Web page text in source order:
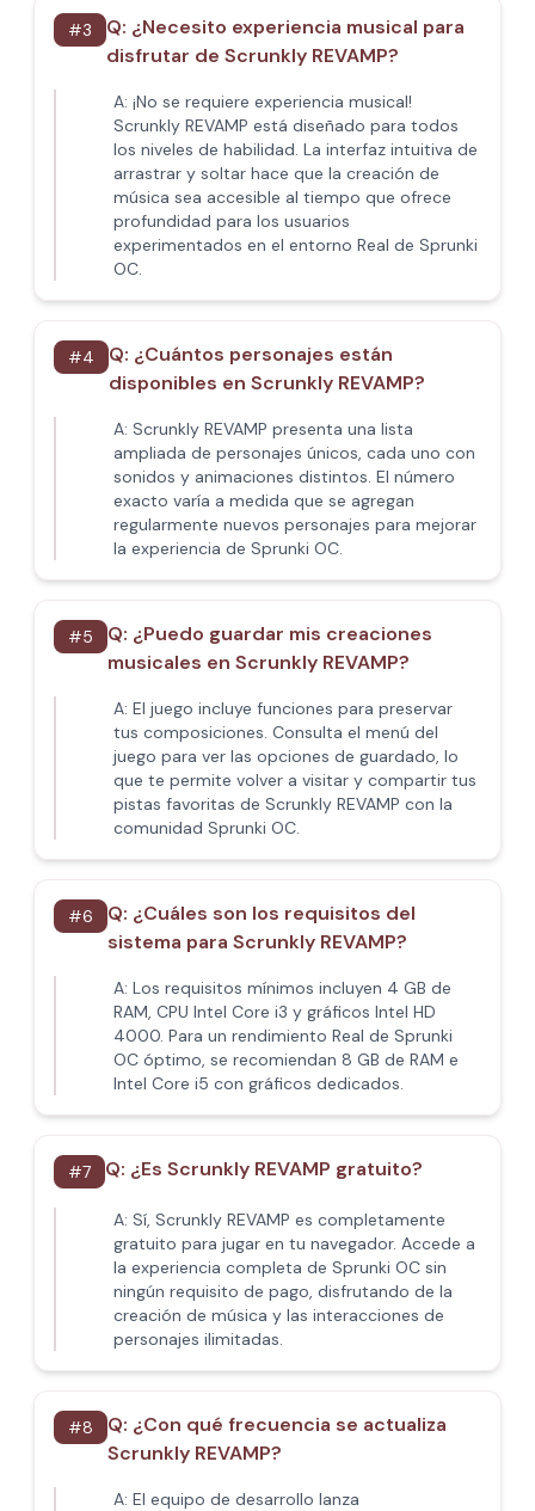
#3 Q: ¿Necesito experiencia musical para
disfrutar de Scrunkly REVAMP?
A: ¡No se requiere experiencia musical!
Scrunkly REVAMP está diseñado para todos
los niveles de habilidad. La interfaz intuitiva de
arrastrar y soltar hace que la creación de
música sea accesible al tiempo que ofrece
profundidad para los usuarios
experimentados en el entorno Real de Sprunki
OC.
#4 Q: ¿Cuántos personajes están
disponibles en Scrunkly REVAMP?
A: Scrunkly REVAMP presenta una lista
ampliada de personajes únicos, cada uno con
sonidos y animaciones distintos. El número
exacto varía a medida que se agregan
regularmente nuevos personajes para mejorar
la experiencia de Sprunki OC.
#5 Q: ¿Puedo guardar mis creaciones
musicales en Scrunkly REVAMP?
A: El juego incluye funciones para preservar
tus composiciones. Consulta el menú del
juego para ver las opciones de guardado, lo
que te permite volver a visitar y compartir tus
pistas favoritas de Scrunkly REVAMP con la
comunidad Sprunki OC.
#6 Q: ¿Cuáles son los requisitos del
sistema para Scrunkly REVAMP?
A: Los requisitos mínimos incluyen 4 GB de
RAM, CPU Intel Core i3 y gráficos Intel HD
4000. Para un rendimiento Real de Sprunki
OC óptimo, se recomiendan 8 GB de RAM e
Intel Core i5 con gráficos dedicados.
#7 Q: ¿Es Scrunkly REVAMP gratuito?
A: Sí, Scrunkly REVAMP es completamente
gratuito para jugar en tu navegador. Accede a
la experiencia completa de Sprunki OC sin
ningún requisito de pago, disfrutando de la
creación de música y las interacciones de
personajes ilimitadas.
#8 Q: ¿Con qué frecuencia se actualiza
Scrunkly REVAMP?
A: El equipo de desarrollo lanza